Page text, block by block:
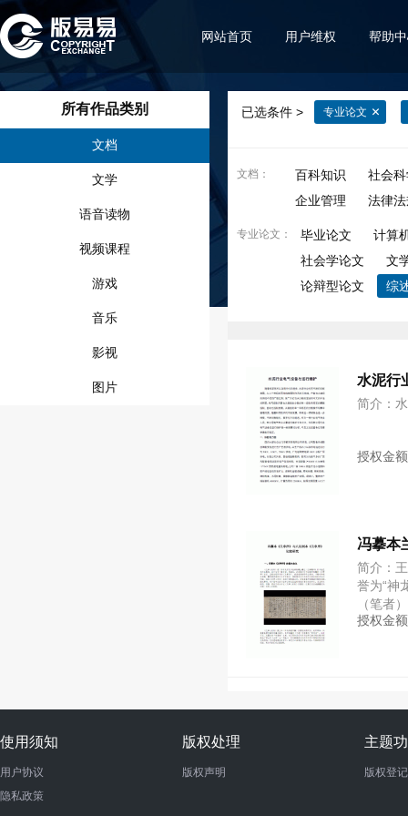
网站首页 用户维权 帮助
所有作品类别
文档
文学
语音读物
视频课程
游戏
音乐
影视
图片
已选条件 > 专业论文
文档 ： 百科知识
社会
企业管理
法律
专业论文 ： 毕业论文
计算
社会学论文
文
论辩型论文
综
水泥行
简介：
授权金
冯摹本
简介：
誉为“神
（笔者
作者想
授权金
使用须知
用户协议
隐私政策
版权处理
版权声明
主题
版权登